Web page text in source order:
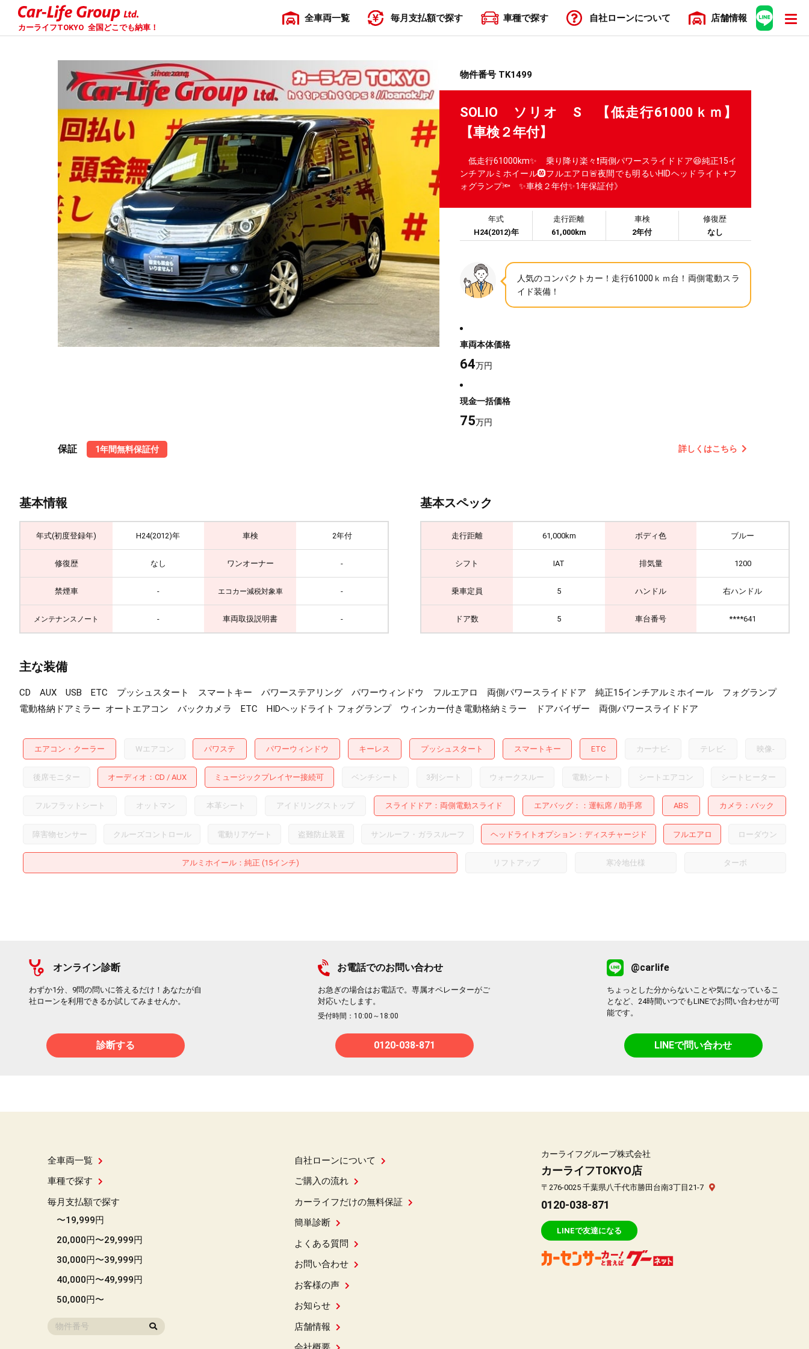
カーライフTOKYO 全国どこでも納車！
全車両一覧 毎月支払額で探す 車種で探す 自社ローンについて 店舗情報
物件番号 TK1499
SOLIO ソリオ S 【低走行61000ｋｍ】
【車検２年付】
低走行61000km✨ 乗り降り楽々❗両側パワースライドドア😆純正15イ
ンチアルミホイール🛞フルエアロ🚨夜間でも明るいHIDヘッドライト+フ
ォグランプ🔦 ✨車検２年付✨1年保証付》
年式
H24(2012)年
走行距離
61,000km
車検
2年付
修復歴
なし
人気のコンパクトカー！走行61000ｋｍ台！両側電動スラ
イド装備！
車両本体価格
64万円
現金一括価格
75万円
保証 1年間無料保証付 詳しくはこちら
基本情報
年式(初度登録年) H24(2012)年 車検 2年付
修復歴 なし ワンオーナー -
禁煙車 - エコカー減税対象車 -
メンテナンスノート - 車両取扱説明書 -
基本スペック
走行距離 61,000km ボディ色 ブルー
シフト IAT 排気量 1200
乗車定員 5 ハンドル 右ハンドル
ドア数 5 車台番号 ****641
主な装備
CD AUX USB ETC プッシュスタート スマートキー パワーステアリング パワーウィンドウ フルエアロ 両側パワースライドドア 純正15インチアルミホイール フォグランプ
電動格納ドアミラー オートエアコン バックカメラ ETC HIDヘッドライト フォグランプ ウィンカー付き電動格納ミラー ドアバイザー 両側パワースライドドア
エアコン・クーラー Wエアコン パワステ パワーウィンドウ キーレス プッシュスタート スマートキー ETC カーナビ- テレビ- 映像-
後席モニター オーディオ CD AUX ミュージックプレイヤー接続可 ベンチシート 3列シート ウォークスルー 電動シート シートエアコン シートヒーター
フルフラットシート オットマン 本革シート アイドリングストップ スライドドア 両側電動スライド エアバッグ： 運転席 助手席 ABS カメラ バック
障害物センサー クルーズコントロール 電動リアゲート 盗難防止装置 サンルーフ・ガラスルーフ ヘッドライトオプション ディスチャージド フルエアロ ローダウン
アルミホイール：純正 (15インチ) リフトアップ 寒冷地仕様 ターボ
オンライン診断
わずか1分、9問の問いに答えるだけ！あなたが自
社ローンを利用できるか試してみませんか。
診断する
お電話でのお問い合わせ
お急ぎの場合はお電話で。専属オペレーターがご
対応いたします。
受付時間：10:00～18:00
0120-038-871
@carlife
ちょっとした分からないことや気になっているこ
となど、24時間いつでもLINEでお問い合わせが可
能です。
LINEで問い合わせ
全車両一覧
車種で探す
毎月支払額で探す
〜19,999円
20,000円〜29,999円
30,000円〜39,999円
40,000円〜49,999円
50,000円〜
自社ローンについて
ご購入の流れ
カーライフだけの無料保証
簡単診断
よくある質問
お問い合わせ
お客様の声
お知らせ
店舗情報
カーライフグループ株式会社
カーライフTOKYO店
〒276-0025 千葉県八千代市勝田台南3丁目21-7
0120-038-871
LINEで友達になる